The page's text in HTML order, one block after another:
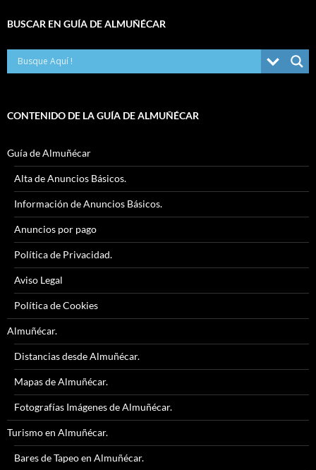
BUSCAR EN GUÍA DE ALMUÑÉCAR
CONTENIDO DE LA GUÍA DE ALMUÑÉCAR
Guía de Almuñécar
Alta de Anuncios Básicos.
Información de Anuncios Básicos.
Anuncios por pago
Política de Privacidad.
Aviso Legal
Política de Cookies
Almuñécar.
Distancias desde Almuñécar.
Mapas de Almuñécar.
Fotografías Imágenes de Almuñécar.
Turismo en Almuñécar.
Bares de Tapeo en Almuñécar.